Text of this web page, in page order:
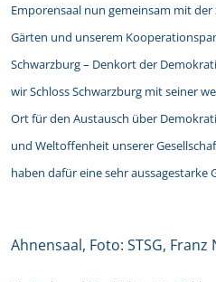
Emporensaal nun gemeinsam mit
Gärten und unserem
Schwarzburg – Denkort der
wir Schloss Schwarzburg mit seiner
Ort für den Austausch über
und Weltoffenheit unserer
haben dafür eine sehr aussagestarke
Ahnensaal, Foto: STSG, Franz